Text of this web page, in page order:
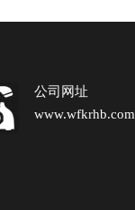
公司网址
www.wfkrhb.com